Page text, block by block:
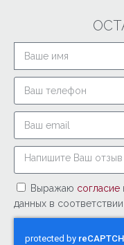
Выражаю согласие
данных в